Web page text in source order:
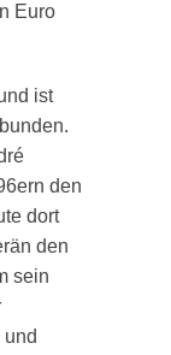
Euro
ist
den
dort
den
sein